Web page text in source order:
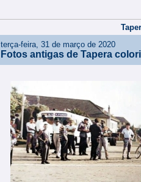
terça-feira, 31 de março de 2020
Fotos antigas de Tapera